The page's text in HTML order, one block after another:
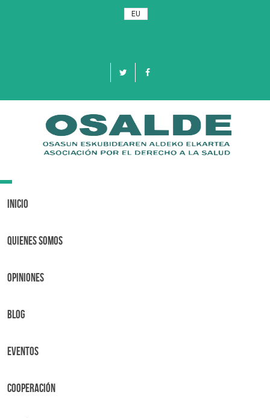
EU
Toggle
Inicio
Quienes Somos
OPINIONES
BLOG
Eventos
Cooperación